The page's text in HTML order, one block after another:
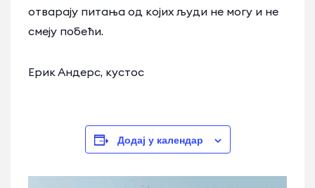
отварају питања од којих људи не могу и не
смеју побећи.
Ерик Андерс, кустос
Додај у календар